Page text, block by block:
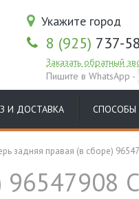
Укажите город
8 (925) 737-
Заказать обратный
Пишите в WhatsApp -
И ДОСТАВКА СПОСОБЫ
задняя правая (в сборе)
96547908